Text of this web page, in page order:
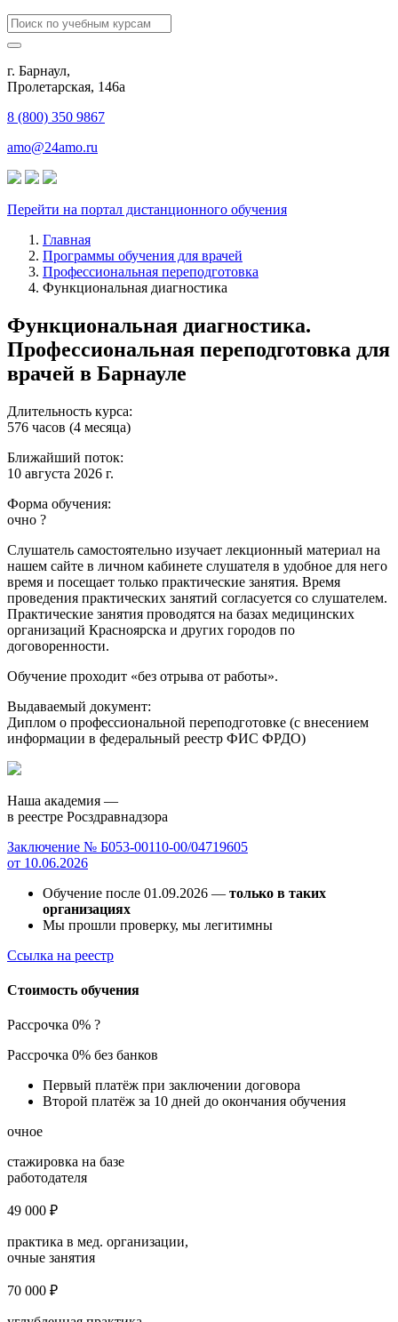
г. Барнаул,
​Пролетарская, 146а
8 (800) 350 9867
amo@24amo.ru
Перейти на портал дистанционного обучения
Главная
Программы обучения для врачей
Профессиональная переподготовка
Функциональная диагностика
Функциональная диагностика.
Профессиональная переподготовка для
врачей в Барнауле
Длительность курса:
576 часов (4 месяца)
Ближайший поток:
10 августа 2026 г.
Форма обучения:
очно ?
Слушатель самостоятельно изучает лекционный материал на
нашем сайте в личном кабинете слушателя в удобное для него
время и посещает только практические занятия. Время
проведения практических занятий согласуется со слушателем.
Практические занятия проводятся на базах медицинских
организаций Красноярска и других городов по
договоренности.
Обучение проходит «без отрыва от работы».
Выдаваемый документ:
Диплом о профессиональной переподготовке (с внесением
информации в федеральный реестр ФИС ФРДО)
Наша академия —
в реестре Росздравнадзора
Заключение № Б053-00110-00/04719605
от 10.06.2026
Обучение после 01.09.2026 — только в таких
организациях
Мы прошли проверку, мы легитимны
Ссылка на реестр
Стоимость обучения
Рассрочка 0% ?
Рассрочка 0% без банков
Первый платёж при заключении договора
Второй платёж за 10 дней до окончания обучения
очное
стажировка на базе
работодателя
49 000 ₽
практика в мед. организации,
очные занятия
70 000 ₽